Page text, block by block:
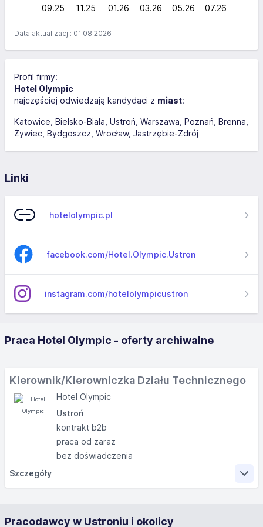
L
09.25 11.25 01.26 03.26 05.26 07.26
Data aktualizacji: 01.08.2026
Profil firmy:
Hotel Olympic
najczęściej odwiedzają kandydaci z miast:
Katowice Bielsko-Biała Ustroń Warszawa Poznań Brenna
Żywiec Bydgoszcz Wrocław Jastrzębie-Zdrój
Linki
hotelolympic.pl
facebook.com/Hotel.Olympic.Ustron
instagram.com/hotelolympicustron
Praca Hotel Olympic - oferty archiwalne
Kierownik/Kierowniczka Działu Technicznego
Hotel Olympic
Ustroń
kontrakt b2b
praca od zaraz
bez doświadczenia
Szczegóły
Pracodawcy w Ustroniu i okolicy